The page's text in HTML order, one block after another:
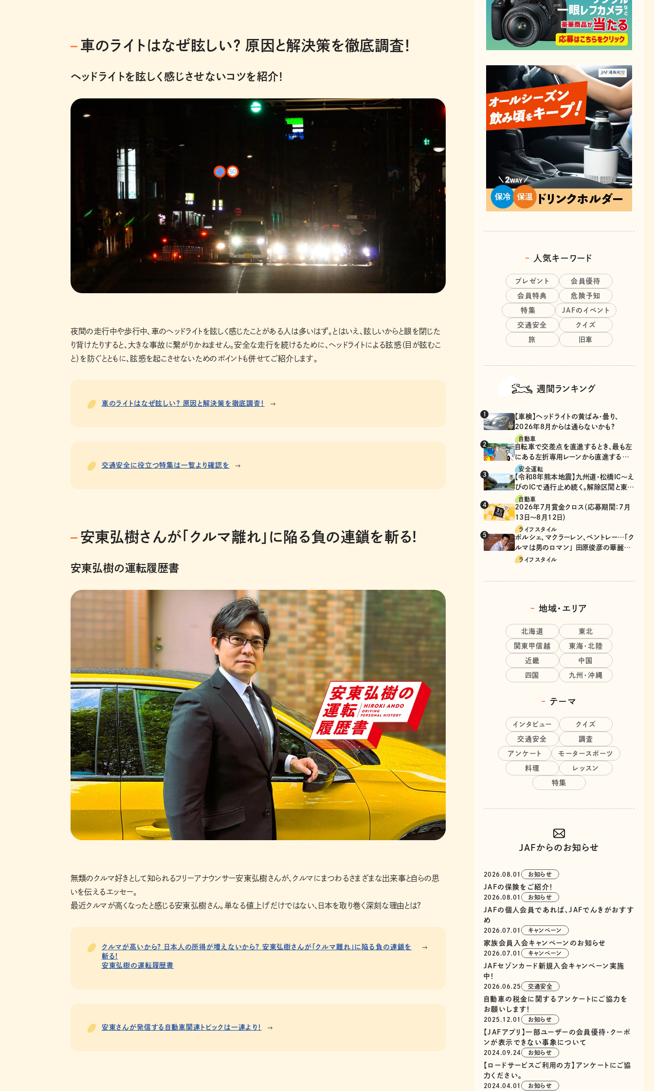
車のライトはなぜ眩しい？ 原因と解決策を徹底調査！
ヘッドライトを眩しく感じさせないコツを紹介！
夜間の走行中や歩行中、車のヘッドライトを眩しく感じたことがある人は多いはず。とはいえ、眩しいからと眼を閉じた
り背けたりすると、大きな事故に繋がりかねません。安全な走行を続けるために、ヘッドライトによる眩惑（目が眩むこ
と）を防ぐとともに、眩惑を起こさせないためのポイントも併せてご紹介します。
車のライトはなぜ眩しい？ 原因と解決策を徹底調査！
交通安全に役立つ特集は一覧より確認を
安東弘樹さんが「クルマ離れ」に陥る負の連鎖を斬る!
安東弘樹の運転履歴書
無類のクルマ好きとして知られるフリーアナウンサー安東弘樹さんが、クルマにまつわるさまざまな出来事と自らの思
いを伝えるエッセー。
最近クルマが高くなったと感じる安東弘樹さん。単なる値上げだけではない、日本を取り巻く深刻な理由とは?
クルマが高いから? 日本人の所得が増えないから? 安東弘樹さんが「クルマ離れ」に陥る負の連鎖を
斬る!
安東弘樹の運転履歴書
安東さんが発信する自動車関連トピックは一連より！
人気キーワード
プレゼント 会員優待
会員特典 危険予知
特集 JAFのイベント
交通安全 クイズ
旅 旧車
週間ランキング
【車検】ヘッドライトの黄ばみ・曇り、
2026年8月からは通らないかも?
自動車
自転車で交差点を直進するとき、最も左
にある左折専用レーンから直進するの
は、違反？
安全運転
【令和8年熊本地震】九州道・松橋IC～え
びのICで通行止め続く。解除区間と東九
州道の迂回ルート
自動車
2026年7月賞金クロス（応募期間：7月
13日～8月12日）
ライフスタイル
ポルシェ、マクラーレン、ベントレー…「ク
ルマは男のロマン」 田原俊彦の華麗な
る愛車遍歴
ライフスタイル
地域・エリア
北海道 東北
関東甲信越 東海・北陸
近畿 中国
四国 九州・沖縄
テーマ
インタビュー クイズ
交通安全 調査
アンケート モータースポーツ
料理 レッスン
特集
JAFからのお知らせ
2026.08.01 お知らせ
JAFの保険をご紹介！
2026.08.01 お知らせ
JAFの個人会員であれば、JAFでんきがおすす
め
2026.07.01 キャンペーン
家族会員入会キャンペーンのお知らせ
2026.07.01 キャンペーン
JAFセゾンカード新規入会キャンペーン実施
中！
2026.06.25 交通安全
自動車の税金に関するアンケートにご協力を
お願いします！
2025.12.01 お知らせ
【JAFアプリ】一部ユーザーの会員優待・クーポ
ンが表示できない事象について
2024.09.24 お知らせ
【ロードサービスご利用の方】アンケートにご協
力ください。
2024.04.01 お知らせ